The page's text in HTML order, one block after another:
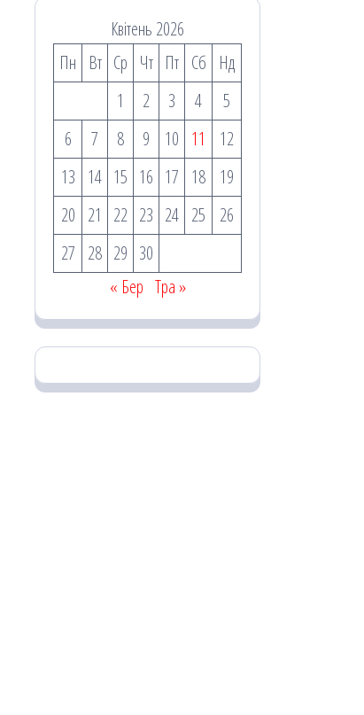
Квітень 2026
Пн
Вт Ср Чт Пт Сб
Нд
1
2 3 4
5
6
7 8 9 10 11
12
13 14 15 16 17 18
19
20 21 22 23 24 25
26
27 28 29 30
« Бер Тра »